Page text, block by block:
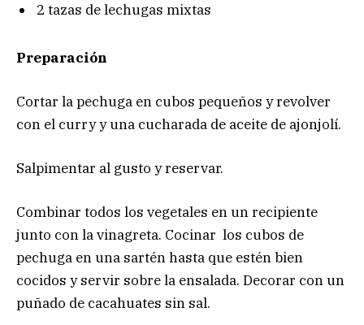
2 tazas de lechugas mixtas
Preparación
Cortar la pechuga en cubos pequeños y revolver
con el curry y una cucharada de aceite de ajonjolí.
Salpimentar al gusto y reservar.
Combinar todos los vegetales en un recipiente
junto con la vinagreta. Cocinar los cubos de
pechuga en una sartén hasta que estén bien
cocidos y servir sobre la ensalada. Decorar con un
puñado de cacahuates sin sal.